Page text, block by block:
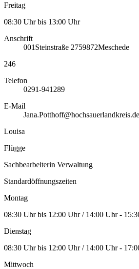
Freitag
08:30 Uhr bis 13:00 Uhr
Anschrift
001 Steinstraße 2759872Meschede
246
Telefon
0291-941289
E-Mail
Jana.Potthoff@hochsauerlandkreis.de
Louisa
Flügge
Sachbearbeiterin Verwaltung
Standardöffnungszeiten
Montag
08:30 Uhr bis 12:00 Uhr / 14:00 Uhr -
Dienstag
08:30 Uhr bis 12:00 Uhr / 14:00 Uhr -
Mittwoch